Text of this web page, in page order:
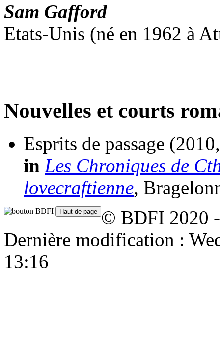
Sam Gafford
Etats-Unis (né en 1962 à
Nouvelles et courts
Esprits de passage
in Les Chroniques de
lovecraftienne,
© BDFI 2020
Dernière modification :
13:16